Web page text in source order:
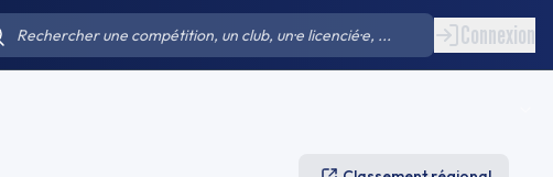
Connexion